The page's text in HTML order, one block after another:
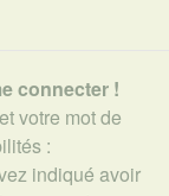
connecter !
votre mot de
:
indiqué avoir